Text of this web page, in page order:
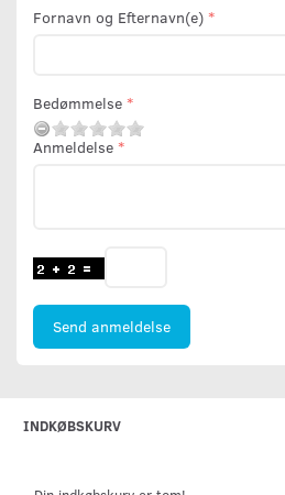
Fornavn og Efternavn(e)
Bedømmelse
Anmeldelse
Send anmeldelse
INDKØBSKURV